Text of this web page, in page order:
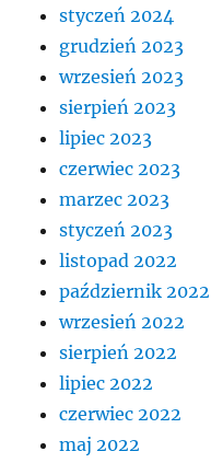
styczeń 2024
grudzień 2023
wrzesień 2023
sierpień 2023
lipiec 2023
czerwiec 2023
marzec 2023
styczeń 2023
listopad 2022
październik 2022
wrzesień 2022
sierpień 2022
lipiec 2022
czerwiec 2022
maj 2022